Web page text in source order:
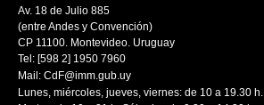
Av. 18 de Julio 885
(entre Andes y Convención)
CP 11100. Montevideo. Uruguay
Tel: [598 2] 1950 7960
Mail: CdF@imm.gub.uy
Lunes, miércoles, jueves, viernes: de 10 a 19.30 h.